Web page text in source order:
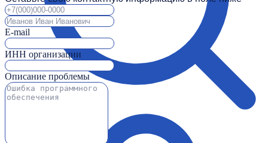
E-mail
ИНН организации
Описание проблемы